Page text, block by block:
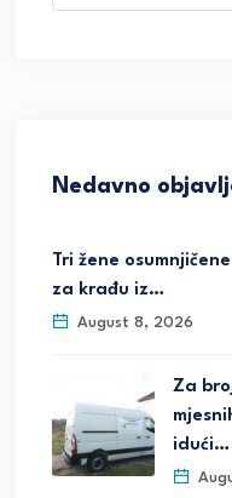
Nedavno
Tri žene osumnjičene
za krađu iz…
August 8, 2026
Za
idući…